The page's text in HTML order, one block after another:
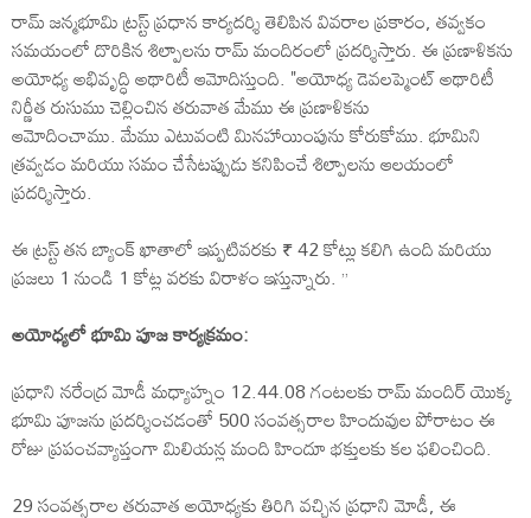
రామ్ జన్మభూమి ట్రస్ట్ ప్రధాన కార్యదర్శి తెలిపిన వివరాల ప్రకారం, తవ్వకం
సమయంలో దొరికిన శిల్పాలను రామ్ మందిరంలో ప్రదర్శిస్తారు. ఈ ప్రణాళికను
అయోధ్య అభివృద్ధి అథారిటీ ఆమోదిస్తుంది. "అయోధ్య డెవలప్మెంట్ అథారిటీ
నిర్ణీత రుసుము చెల్లించిన తరువాత మేము ఈ ప్రణాళికను
ఆమోదించాము. మేము ఎటువంటి మినహాయింపును కోరుకోము. భూమిని
త్రవ్వడం మరియు సమం చేసేటప్పుడు కనిపించే శిల్పాలను ఆలయంలో
ప్రదర్శిస్తారు.
ఈ ట్రస్ట్ తన బ్యాంక్ ఖాతాలో ఇప్పటివరకు ₹ 42 కోట్లు కలిగి ఉంది మరియు
ప్రజలు 1 నుండి 1 కోట్ల వరకు విరాళం ఇస్తున్నారు. ”
అయోధ్యలో భూమి పూజ కార్యక్రమం:
ప్రధాని నరేంద్ర మోడీ మధ్యాహ్నం 12.44.08 గంటలకు రామ్ మందిర్ యొక్క
భూమి పూజను ప్రదర్శించడంతో 500 సంవత్సరాల హిందువుల పోరాటం ఈ
రోజు ప్రపంచవ్యాప్తంగా మిలియన్ల మంది హిందూ భక్తులకు కల ఫలించింది.
29 సంవత్సరాల తరువాత అయోధ్యకు తిరిగి వచ్చిన ప్రధాని మోడీ, ఈ